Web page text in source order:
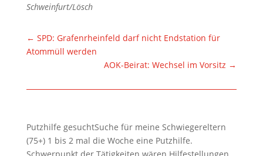
Schweinfurt/Lösch
← SPD: Grafenrheinfeld darf nicht Endstation für
Atommüll werden
AOK-Beirat: Wechsel im Vorsitz →
Putzhilfe gesuchtSuche für meine Schwiegereltern
(75+) 1 bis 2 mal die Woche eine Putzhilfe.
Schwerpunkt der Tätigkeiten wären Hilfestellungen